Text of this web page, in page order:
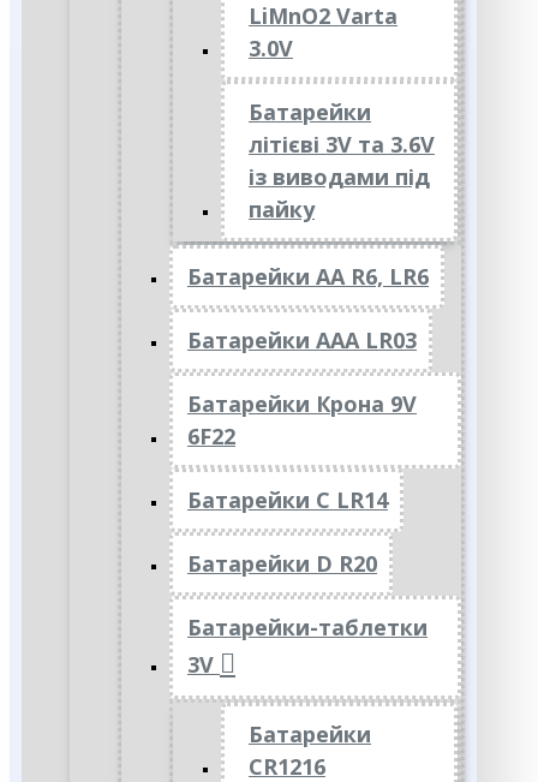
LiMnO2 Varta
3.0V
Батарейки
літієві 3V та 3.6V
із виводами під
пайку
Батарейки АА R6, LR6
Батарейки АAА LR03
Батарейки Крона 9V
6F22
Батарейки C LR14
Батарейки D R20
Батарейки-таблетки
3V
Батарейки
CR1216